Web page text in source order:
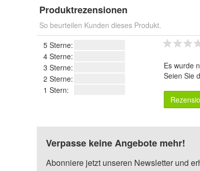
Produktrezensionen
So beurteilen Kunden dieses Produkt.
5 Sterne:
4 Sterne:
3 Sterne:
2 Sterne:
1 Stern:
Es wurde
Seien Sie
Verpasse keine Angebote mehr!
Abonniere jetzt unseren Newsletter und